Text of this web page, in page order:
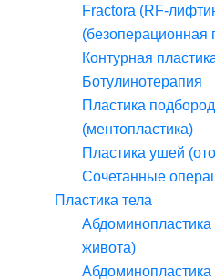
Fractora (RF-
(безоперационная
Контурная
Ботулинотерапия
Пластика
(ментопластика)
Пластика ушей
Сочетанные
Пластика тела
Абдоминопластика
живота)